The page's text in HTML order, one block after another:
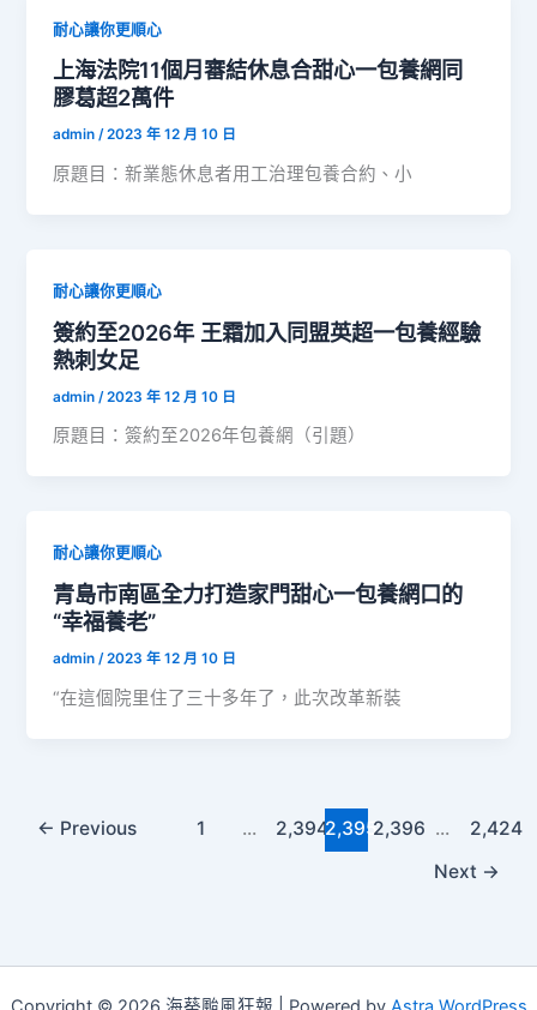
耐心讓你更順心
上海法院11個月審結休息合甜心一包養網同
膠葛超2萬件
admin/2023 年 12 月 10 日
原題目：新業態休息者用工治理包養合約、小
耐心讓你更順心
簽約至2026年 王霜加入同盟英超一包養經驗
熱刺女足
admin /2023 年 12 月 10 日
原題目：簽約至2026年包養網（引題）
耐心讓你更順心
青島市南區全力打造家門甜心一包養網口的
“幸福養老”
admin/2023 年 12 月 10 日
“在這個院里住了三十多年了，此次改革新裝
← Previous 1 ... 2,3942,3952,396 ...
2,424
Next →